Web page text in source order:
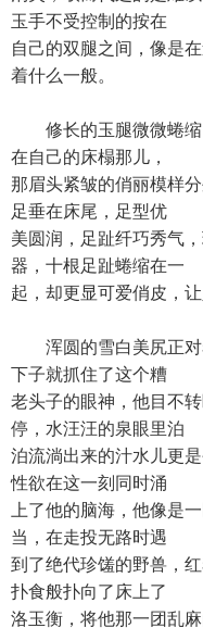
玉手不受控制的按在
自己的双腿之间，像是
着什么一般。
修长的玉腿微微蜷缩
在自己的床榻那儿，
那眉头紧皱的俏丽模样
足垂在床尾，足型优
美圆润，足趾纤巧秀气
器，十根足趾蜷缩在一
起，却更显可爱俏皮，
浑圆的雪白美尻正对
下子就抓住了这个糟
老头子的眼神，他目不
停，水汪汪的泉眼里泊
泊流淌出来的汁水儿更
性欲在这一刻同时涌
上了他的脑海，他像是
当，在走投无路时遇
到了绝代珍馐的野兽，
扑食般扑向了床上了
洛玉衡，将他那一团乱